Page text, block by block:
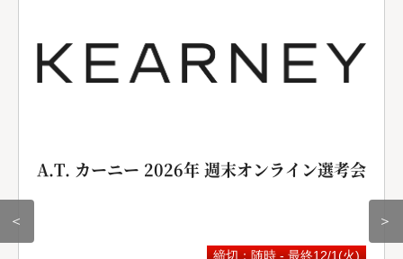
＜
A.T. カーニー 2026年 週末オンライン選考会
締切：随時 - 最終12/1(火)
＞